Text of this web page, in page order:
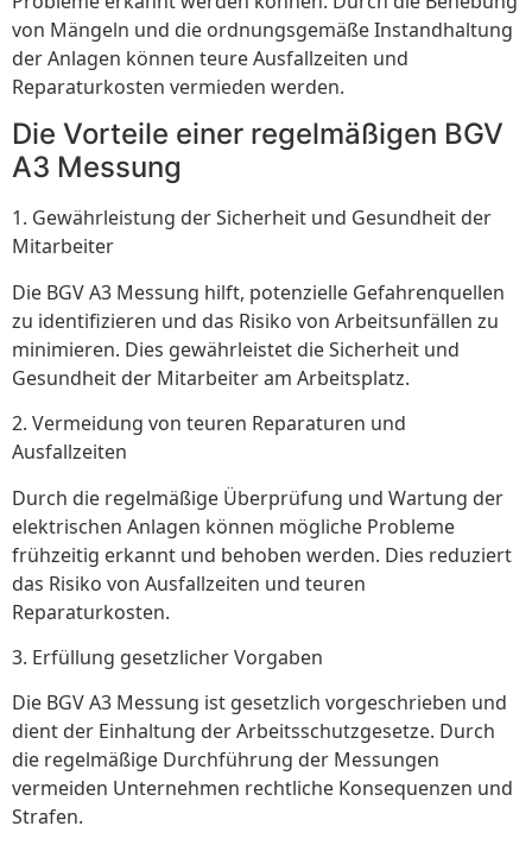
von Mängeln und die ordnungsgemäße Instandhaltung
der Anlagen können teure Ausfallzeiten und
Reparaturkosten vermieden werden.
Die Vorteile einer regelmäßigen BGV
A3 Messung
1. Gewährleistung der Sicherheit und Gesundheit der
Mitarbeiter
Die BGV A3 Messung hilft, potenzielle Gefahrenquellen
zu identifizieren und das Risiko von Arbeitsunfällen zu
minimieren. Dies gewährleistet die Sicherheit und
Gesundheit der Mitarbeiter am Arbeitsplatz.
2. Vermeidung von teuren Reparaturen und
Ausfallzeiten
Durch die regelmäßige Überprüfung und Wartung der
elektrischen Anlagen können mögliche Probleme
frühzeitig erkannt und behoben werden. Dies reduziert
das Risiko von Ausfallzeiten und teuren
Reparaturkosten.
3. Erfüllung gesetzlicher Vorgaben
Die BGV A3 Messung ist gesetzlich vorgeschrieben und
dient der Einhaltung der Arbeitsschutzgesetze. Durch
die regelmäßige Durchführung der Messungen
vermeiden Unternehmen rechtliche Konsequenzen und
Strafen.